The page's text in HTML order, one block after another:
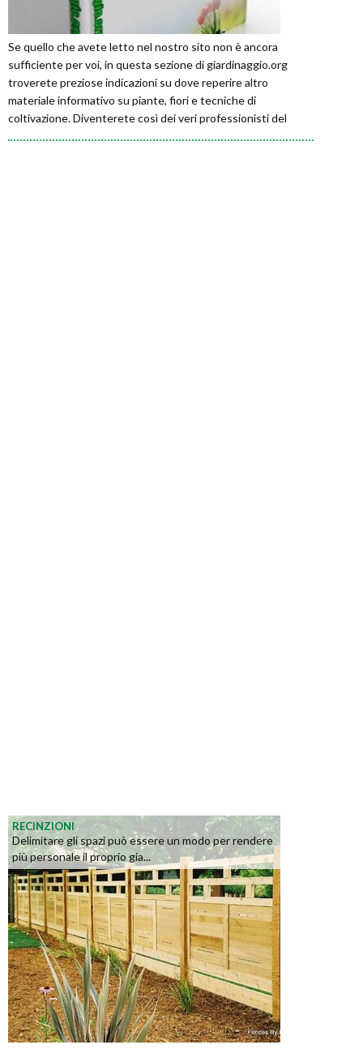
Se quello che avete letto nel nostro sito non è ancora
sufficiente per voi, in questa sezione di giardinaggio.org
troverete preziose indicazioni su dove reperire altro
materiale informativo su piante, fiori e tecniche di
coltivazione. Diventerete così dei veri professionisti del
RECINZIONI
Delimitare gli spazi può essere un modo per rendere
più personale il proprio gia...